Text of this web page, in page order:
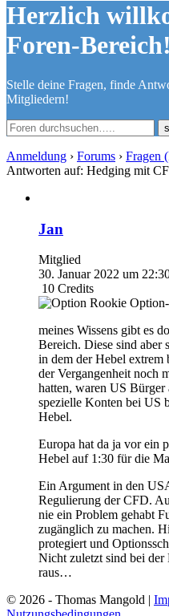
Herzlich
Foren-Bereich!
Stelle deine Fragen, finde
Mitgliedern!
Anmeldung › Forums › Fragen
Antworten auf: Hedging mit
Jan
Mitglied
30. Januar 2022 um
10 Credits
meines Wissens gibt es
Bereich. Diese sind aber
in dem der Hebel
der Vergangenheit noch
hatten, waren US Bürger
spezielle Konten bei US
Hebel.
Europa hat da ja vor ein
Hebel auf 1:30 für die
Ein Argument in den
Regulierung der CFD.
nie ein Problem gehabt
zugänglich zu machen.
protegiert und
Nicht zuletzt sind bei der
raus…
© 2026 - Thomas Mangold |